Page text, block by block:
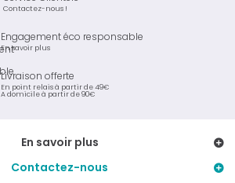
Contactez-nous !
Engagement éco responsable
En savoir plus
Livraison offerte
En point relais à partir de 49€
A domicile à partir de 90€
En savoir plus
Contactez-nous